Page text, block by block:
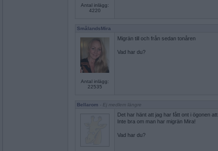
Antal inlägg:
4220
SmålandsMira
Antal inlägg:
22535
Migrän till och från sedan tonåren
Vad har du?
Bellarom - Ej medlem längre
Det har hänt att jag har fått ont i ögonen
Inte bra om man har migrän Mira!
Vad har du?